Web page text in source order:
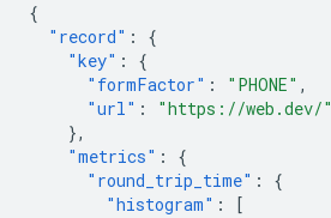
{
"record" :
{
"key" :
{
"formFactor" : "PHONE" ,
"url" :
"https://web.dev/"
},
"metrics" :
{
"round_trip_time" :
{
"histogram" :
[